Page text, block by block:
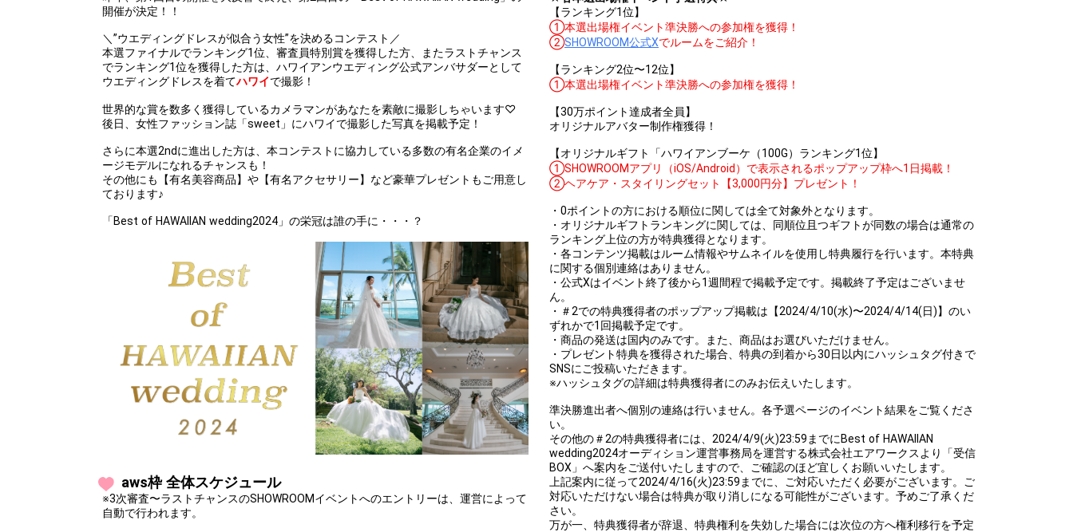
開催が決定！！
＼”ウエディングドレスが似合う女性”を決めるコンテスト／
本選ファイナルでランキング1位、審査員特別賞を獲得した方、またラストチャンス
でランキング1位を獲得した方は、ハワイアンウエディング公式アンバサダーとして
ウエディングドレスを着てハワイで撮影！
世界的な賞を数多く獲得しているカメラマンがあなたを素敵に撮影しちゃいます♡
後日、女性ファッション誌「sweet」にハワイで撮影した写真を掲載予定！
さらに本選2ndに進出した方は、本コンテストに協力している多数の有名企業のイメ
ージモデルになれるチャンスも！
その他にも【有名美容商品】や【有名アクセサリー】など豪華プレゼントもご用意し
ております♪
「Best of HAWAIIAN wedding2024」の栄冠は誰の手に・・・？
aws枠 全体スケジュール
※3次審査〜ラストチャンスのSHOWROOMイベントへのエントリーは、運営によって
自動で行われます。
【ランキング1位】
①本選出場権イベント準決勝への参加権を獲得！
②SHOWROOM公式Xでルームをご紹介！
【ランキング2位〜12位】
①本選出場権イベント準決勝への参加権を獲得！
【30万ポイント達成者全員】
オリジナルアバター制作権獲得！
【オリジナルギフト「ハワイアンブーケ（100G）ランキング1位】
①SHOWROOMアプリ（iOS/Android）で表示されるポップアップ枠へ1日掲載！
②ヘアケア・スタイリングセット【3,000円分】プレゼント！
・0ポイントの方における順位に関しては全て対象外となります。
・オリジナルギフトランキングに関しては、同順位且つギフトが同数の場合は通常の
ランキング上位の方が特典獲得となります。
・各コンテンツ掲載はルーム情報やサムネイルを使用し特典履行を行います。本特典
に関する個別連絡はありません。
・公式Xはイベント終了後から1週間程で掲載予定です。掲載終了予定はございませ
ん。
・＃2での特典獲得者のポップアップ掲載は【2024/4/10(水)〜2024/4/14(日)】のい
ずれかで1回掲載予定です。
・商品の発送は国内のみです。また、商品はお選びいただけません。
・プレゼント特典を獲得された場合、特典の到着から30日以内にハッシュタグ付きで
SNSにご投稿いただきます。
※ハッシュタグの詳細は特典獲得者にのみお伝えいたします。
準決勝進出者へ個別の連絡は行いません。各予選ページのイベント結果をご覧くださ
い。
その他の＃2の特典獲得者には、2024/4/9(火)23:59までにBest of HAWAIIAN
wedding2024オーディション運営事務局を運営する株式会社エアワークスより「受信
BOX」へ案内をご送付いたしますので、ご確認のほど宜しくお願いいたします。
上記案内に従って2024/4/16(火)23:59までに、ご対応いただく必要がございます。ご
対応いただけない場合は特典が取り消しになる可能性がございます。予めご了承くだ
さい。
万が一、特典獲得者が辞退、特典権利を失効した場合には次位の方へ権利移行を予定